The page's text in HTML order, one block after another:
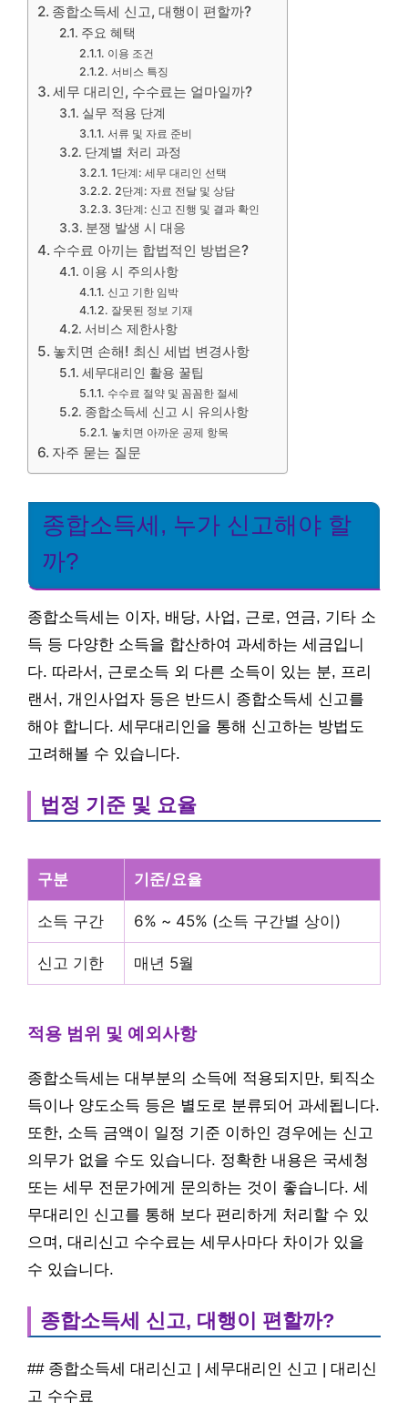
종합소득세 신고, 대행이 편할까?
주요 혜택
이용 조건
서비스 특징
세무 대리인, 수수료는 얼마일까?
실무 적용 단계
서류 및 자료 준비
단계별 처리 과정
1단계: 세무 대리인 선택
2단계: 자료 전달 및 상담
3단계: 신고 진행 및 결과 확인
분쟁 발생 시 대응
수수료 아끼는 합법적인 방법은?
이용 시 주의사항
신고 기한 임박
잘못된 정보 기재
서비스 제한사항
놓치면 손해! 최신 세법 변경사항
세무대리인 활용 꿀팁
수수료 절약 및 꼼꼼한 절세
종합소득세 신고 시 유의사항
놓치면 아까운 공제 항목
자주 묻는 질문
종합소득세, 누가 신고해야 할
까?
종합소득세는 이자, 배당, 사업, 근로, 연금, 기타 소
득 등 다양한 소득을 합산하여 과세하는 세금입니
다. 따라서, 근로소득 외 다른 소득이 있는 분, 프리
랜서, 개인사업자 등은 반드시 종합소득세 신고를
해야 합니다. 세무대리인을 통해 신고하는 방법도
고려해볼 수 있습니다.
법정 기준 및 요율
구분 기준/요율
소득 구간 6% ~ 45% (소득 구간별 상이)
신고 기한 매년 5월
적용 범위 및 예외사항
종합소득세는 대부분의 소득에 적용되지만, 퇴직소
득이나 양도소득 등은 별도로 분류되어 과세됩니다.
또한, 소득 금액이 일정 기준 이하인 경우에는 신고
의무가 없을 수도 있습니다. 정확한 내용은 국세청
또는 세무 전문가에게 문의하는 것이 좋습니다. 세
무대리인 신고를 통해 보다 편리하게 처리할 수 있
으며, 대리신고 수수료는 세무사마다 차이가 있을
수 있습니다.
종합소득세 신고, 대행이 편할까?
## 종합소득세 대리신고 | 세무대리인 신고 | 대리신
고 수수료